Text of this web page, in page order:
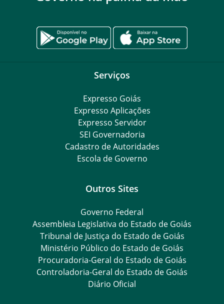
Serviços
Expresso Goiás
Expresso Aplicações
Expresso Servidor
SEI Governadoria
Cadastro de Autoridades
Escola de Governo
Outros Sites
Governo Federal
Assembleia Legislativa do Estado de Goiás
Tribunal de Justiça do Estado de Goiás
Ministério Público do Estado de Goiás
Procuradoria-Geral do Estado de Goiás
Controladoria-Geral do Estado de Goiás
Diário Oficial